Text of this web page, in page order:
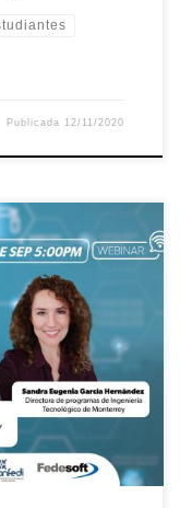
Publicada 12/11/2020
a las 17:00 COT
y con el apoyo
sector tecnológico.
grandes mujeres;
[…]